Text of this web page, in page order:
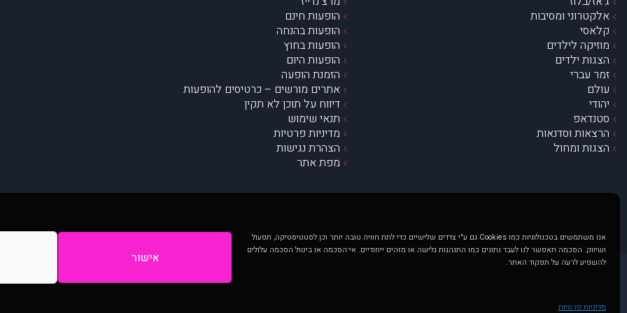
אנו משתמשים בטכנולוגיות כמו Cookies גם ע"י צדדים שלישיים כדי לתת חוויה טובה יותר וכן לסטטיסטיקה, תפעול
ושיווק. הסכמה תאפשר לנו לעבד נתונים כמו התנהגות גלישה או מזהים ייחודיים. אי־הסכמה או ביטול הסכמה עלולים
להשפיע לרעה על תפקוד האתר.
אישור
מדיניות פרטיות
אלקטרוני ומסיבות
קלאסי
מוזיקה לילדים
הצגות ילדים
זמר עברי
עולם
יהודי
סטנדאפ
הרצאות וסדנאות
הצגות ומחול
הופעות חינם
הופעות בהנחה
הופעות בחוץ
הופעות היום
הזמנת הופעה
אתרים מורשים – כרטיסים להופעות
דיווח על תוכן לא תקין
תנאי שימוש
מדיניות פרטיות
הצהרת נגישות
מפת אתר